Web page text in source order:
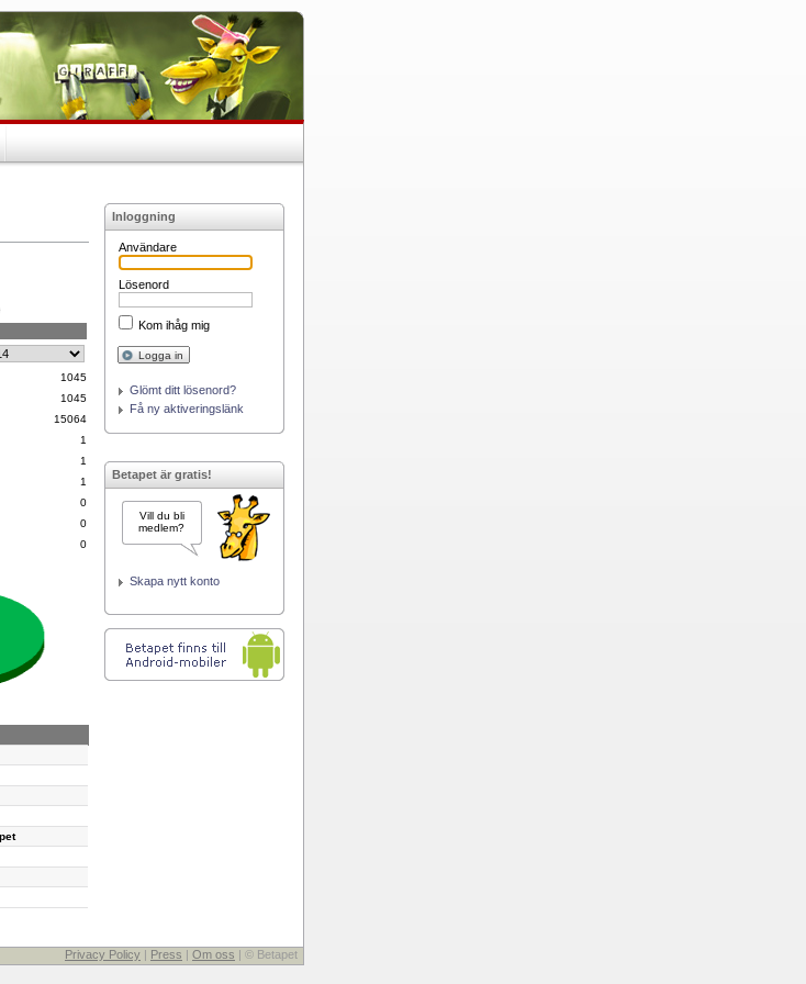
1045
1045
15064
1
1
1
0
0
0
Inloggning
Användare
Lösenord
Kom ihåg mig
Logga in
Glömt ditt lösenord?
Få ny aktiveringslänk
Betapet är gratis!
Vill du bli
medlem?
Skapa nytt konto
Privacy Policy | Press | Om oss | © Betapet